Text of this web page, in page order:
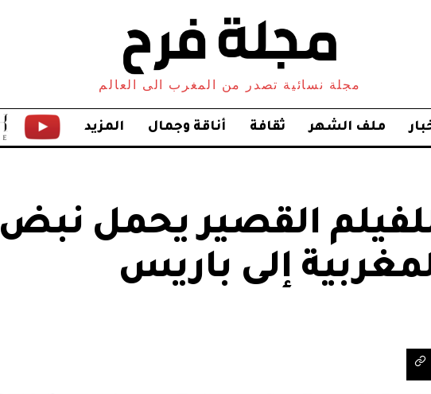
مجلة نسائية تصدر من المغرب الى العالم
ملف الشهر ثقافة أناقة وجمال المزيد
القصير يحمل نبض
إلى باريس